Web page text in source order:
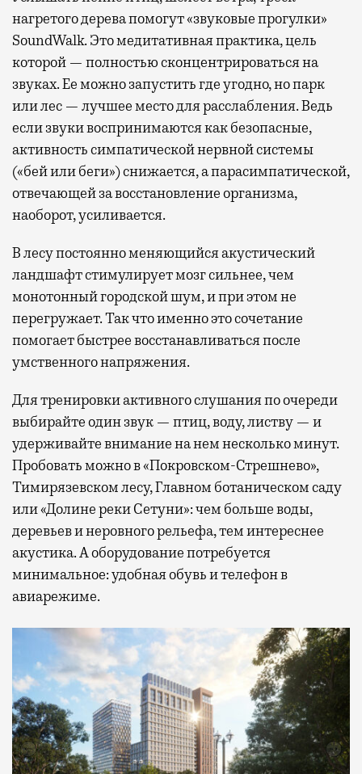
нагретого дерева помогут «звуковые прогулки»
SoundWalk. Это медитативная практика, цель
которой — полностью сконцентрироваться на
звуках. Ее можно запустить где угодно, но парк
или лес — лучшее место для расслабления. Ведь
если звуки воспринимаются как безопасные,
активность симпатической нервной системы
(«бей или беги») снижается, а парасимпатической,
отвечающей за восстановление организма,
наоборот, усиливается.
В лесу постоянно меняющийся акустический
ландшафт стимулирует мозг сильнее, чем
монотонный городской шум, и при этом не
перегружает. Так что именно это сочетание
помогает быстрее восстанавливаться после
умственного напряжения.
Для тренировки активного слушания по очереди
выбирайте один звук — птиц, воду, листву — и
удерживайте внимание на нем несколько минут.
Пробовать можно в «Покровском-Стрешнево»,
Тимирязевском лесу, Главном ботаническом саду
или «Долине реки Сетуни»: чем больше воды,
деревьев и неровного рельефа, тем интереснее
акустика. А оборудование потребуется
минимальное: удобная обувь и телефон в
авиарежиме.